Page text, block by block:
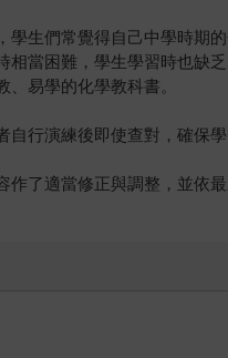
學生們常覺得自己中學時期
相當困難，學生學習時也缺
易學的化學教科書。
行演練後即使查對，確保學
作了適當修正與調整，並依